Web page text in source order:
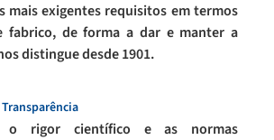
mais exigentes requisitos em termos
fabrico, de forma a dar e manter a
distingue desde 1901.
o rigor científico e as normas